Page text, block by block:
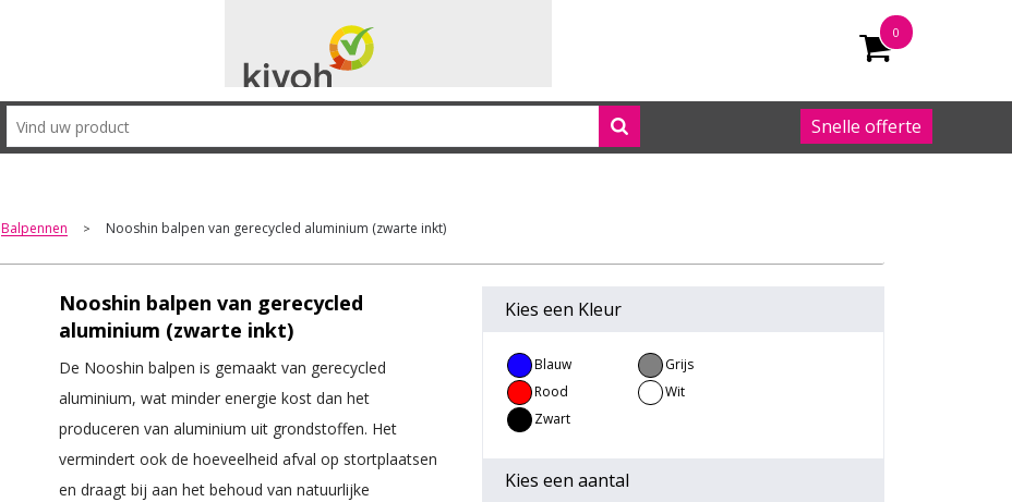
0
Snelle offerte
Balpennen > Nooshin balpen van gerecycled aluminium (zwarte inkt)
Nooshin balpen van gerecycled
aluminium (zwarte inkt)
De Nooshin balpen is gemaakt van gerecycled
aluminium, wat minder energie kost dan het
produceren van aluminium uit grondstoffen. Het
vermindert ook de hoeveelheid afval op stortplaatsen
en draagt bij aan het behoud van natuurlijke
Kies een Kleur
Blauw
Grijs
Rood
Wit
Zwart
Kies een aantal